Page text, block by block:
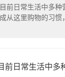
目前日常生活中多
从这里购物的习惯
前日常生活中多